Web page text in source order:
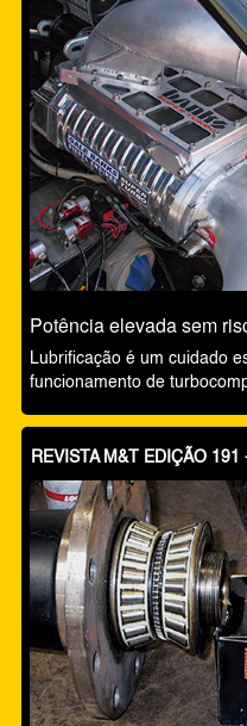
Potência elevada sem
Lubrificação é um cuidado
funcionamento de
REVISTA M&T EDIÇÃO